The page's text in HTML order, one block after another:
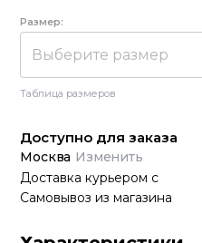
Размер:
Выберите размер
Таблица размеров
Доступно для заказа
Москва Изменить
Доставка курьером с
Самовывоз из магазина